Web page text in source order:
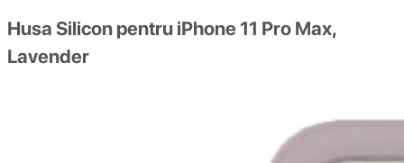
Husa Silicon pentru iPhone 11 Pro Max,
Lavender